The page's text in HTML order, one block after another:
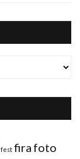
fest fira foto